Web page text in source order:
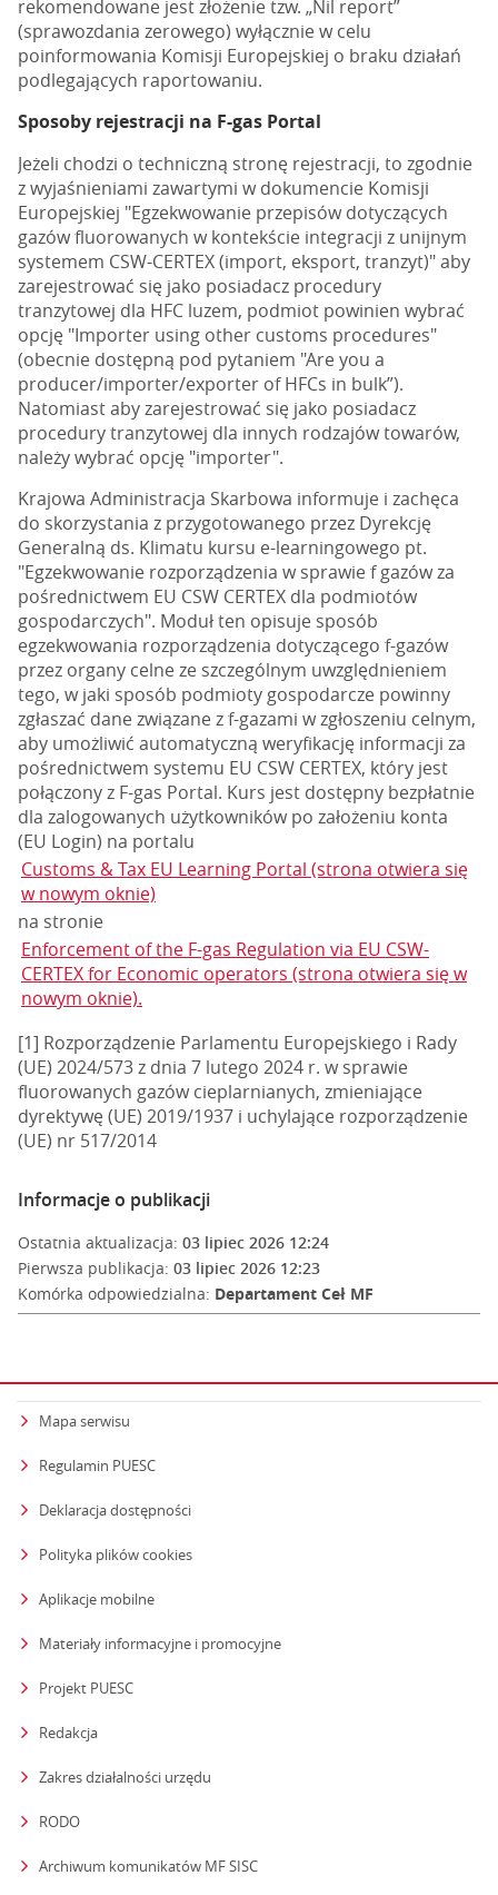
rekomendowane jest złożenie tzw. „Nil report”
(sprawozdania zerowego) wyłącznie w celu
poinformowania Komisji Europejskiej o braku działań
podlegających raportowaniu.
Sposoby rejestracji na F-gas Portal
Jeżeli chodzi o techniczną stronę rejestracji, to zgodnie
z wyjaśnieniami zawartymi w dokumencie Komisji
Europejskiej "Egzekwowanie przepisów dotyczących
gazów fluorowanych w kontekście integracji z unijnym
systemem CSW-CERTEX (import, eksport, tranzyt)" aby
zarejestrować się jako posiadacz procedury
tranzytowej dla HFC luzem, podmiot powinien wybrać
opcję "Importer using other customs procedures"
(obecnie dostępną pod pytaniem "Are you a
producer/importer/exporter of HFCs in bulk”).
Natomiast aby zarejestrować się jako posiadacz
procedury tranzytowej dla innych rodzajów towarów,
należy wybrać opcję "importer".
Krajowa Administracja Skarbowa informuje i zachęca
do skorzystania z przygotowanego przez Dyrekcję
Generalną ds. Klimatu kursu e-learningowego pt.
"Egzekwowanie rozporządzenia w sprawie f gazów za
pośrednictwem EU CSW CERTEX dla podmiotów
gospodarczych". Moduł ten opisuje sposób
egzekwowania rozporządzenia dotyczącego f-gazów
przez organy celne ze szczególnym uwzględnieniem
tego, w jaki sposób podmioty gospodarcze powinny
zgłaszać dane związane z f-gazami w zgłoszeniu celnym,
aby umożliwić automatyczną weryfikację informacji za
pośrednictwem systemu EU CSW CERTEX, który jest
połączony z F-gas Portal. Kurs jest dostępny bezpłatnie
dla zalogowanych użytkowników po założeniu konta
(EU Login) na portalu
Customs & Tax EU Learning Portal (strona otwiera się
w nowym oknie)
na stronie
Enforcement of the F-gas Regulation via EU CSW-
CERTEX for Economic operators (strona otwiera się w
nowym oknie).
[1] Rozporządzenie Parlamentu Europejskiego i Rady
(UE) 2024/573 z dnia 7 lutego 2024 r. w sprawie
fluorowanych gazów cieplarnianych, zmieniające
dyrektywę (UE) 2019/1937 i uchylające rozporządzenie
(UE) nr 517/2014
Informacje o publikacji
Ostatnia aktualizacja: 03 lipiec 2026 12:24
Pierwsza publikacja: 03 lipiec 2026 12:23
Komórka odpowiedzialna: Departament Ceł MF
Mapa serwisu
Regulamin PUESC
Deklaracja dostępności
Polityka plików cookies
Aplikacje mobilne
Materiały informacyjne i promocyjne
Projekt PUESC
Redakcja
Zakres działalności urzędu
RODO
Archiwum komunikatów MF SISC